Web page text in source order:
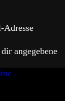
angegebene